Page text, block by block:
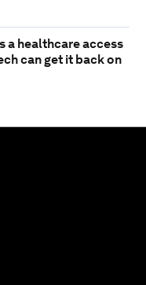
a healthcare access
can get it back on